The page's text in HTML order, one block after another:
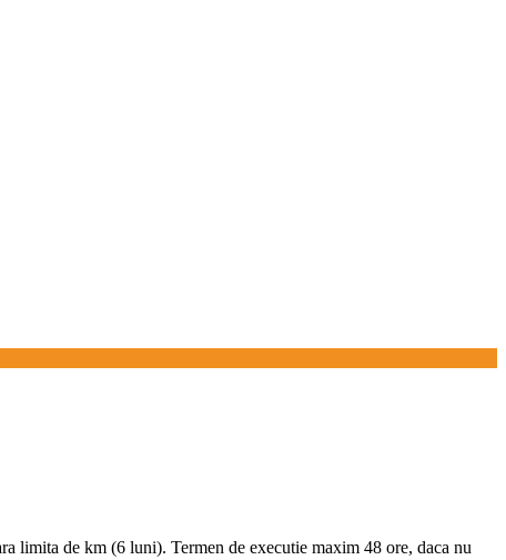
limita de km (6 luni). Termen de executie maxim 48 ore, daca nu